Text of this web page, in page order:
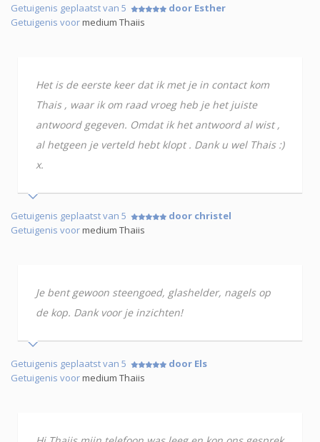
Getuigenis geplaatst van 5
door Esther
Getuigenis voormedium Thaiis
Het is de eerste keer dat ik met je in contact kom
Thais , waar ik om raad vroeg heb je het juiste
antwoord gegeven. Omdat ik het antwoord al wist ,
al hetgeen je verteld hebt klopt . Dank u wel Thais :)
x.
Getuigenis geplaatst van 5
door christel
Getuigenis voormedium Thaiis
Je bent gewoon steengoed, glashelder, nagels op
de kop. Dank voor je inzichten!
Getuigenis geplaatst van 5
door Els
Getuigenis voormedium Thaiis